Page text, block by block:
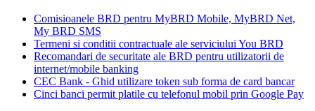
Comisioanele BRD pentru MyBRD Mobile, MyBRD Net,
My BRD SMS
Termeni si conditii contractuale ale serviciului You BRD
Recomandari de securitate ale BRD pentru utilizatorii de
internet/mobile banking
CEC Bank - Ghid utilizare token sub forma de card bancar
Cinci banci permit platile cu telefonul mobil prin Google Pay